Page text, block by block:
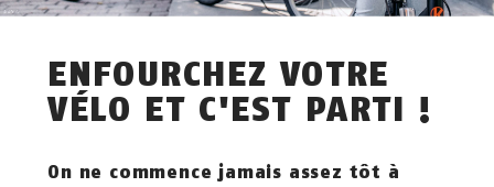
ENFOURCHEZ VOTRE
VÉLO ET C'EST PARTI !
On ne commence jamais assez tôt à